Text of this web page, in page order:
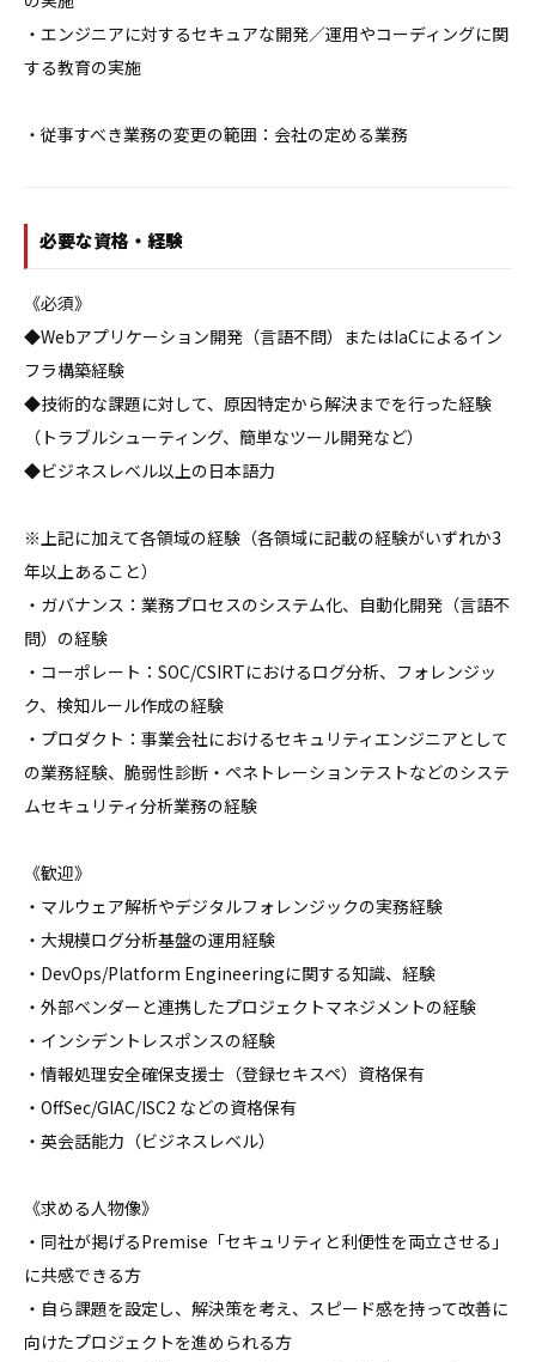
・エンジニアに対するセキュアな開発／運用やコーディングに関
する教育の実施
・従事すべき業務の変更の範囲：会社の定める業務
必要な資格・経験
《必須》
◆Webアプリケーション開発（言語不問）またはIaCによるイン
フラ構築経験
◆技術的な課題に対して、原因特定から解決までを行った経験
（トラブルシューティング、簡単なツール開発など）
◆ビジネスレベル以上の日本語力
※上記に加えて各領域の経験（各領域に記載の経験がいずれか3
年以上あること）
・ガバナンス：業務プロセスのシステム化、自動化開発（言語不
問）の経験
・コーポレート：SOC/CSIRTにおけるログ分析、フォレンジッ
ク、検知ルール作成の経験
・プロダクト：事業会社におけるセキュリティエンジニアとして
の業務経験、脆弱性診断・ペネトレーションテストなどのシステ
ムセキュリティ分析業務の経験
《歓迎》
・マルウェア解析やデジタルフォレンジックの実務経験
・大規模ログ分析基盤の運用経験
・DevOps/Platform Engineeringに関する知識、経験
・外部ベンダーと連携したプロジェクトマネジメントの経験
・インシデントレスポンスの経験
・情報処理安全確保支援士（登録セキスペ）資格保有
・OffSec/GIAC/ISC2 などの資格保有
・英会話能力（ビジネスレベル）
《求める人物像》
・同社が掲げるPremise「セキュリティと利便性を両立させる」
に共感できる方
・自ら課題を設定し、解決策を考え、スピード感を持って改善に
向けたプロジェクトを進められる方